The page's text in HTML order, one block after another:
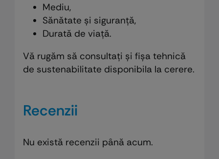
Mediu,
Sănătate și siguranță,
Durată de viață.
Vă rugăm să consultați și fișa tehnică
de sustenabilitate disponibila la cerere.
Recenzii
Nu există recenzii până acum.